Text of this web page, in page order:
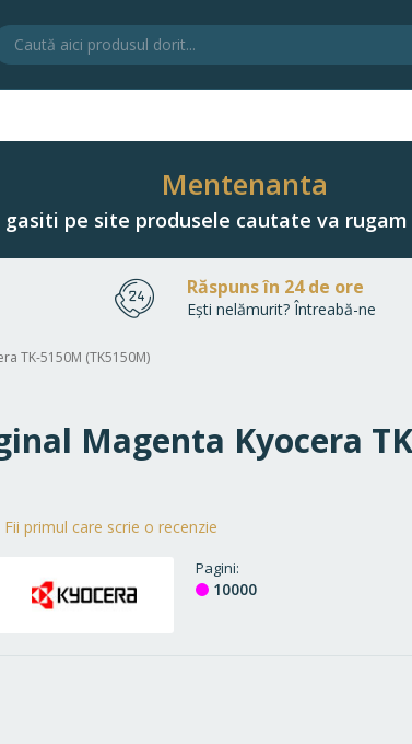
Mentenanta
pe site produsele cautate va
Răspuns în 24 de ore
Ești nelămurit? Întreabă-ne
TK-5150M (TK5150M)
Magenta Kyocera
Fii primul care scrie o recenzie
Pagini
10000